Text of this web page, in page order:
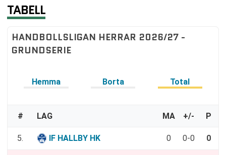
TABELL
HANDBOLLSLIGAN HERRAR 2026/27 -
GRUNDSERIE
Hemma Borta Total
# LAG MA +/- P
5. IF HALLBY HK 0 0-0 0